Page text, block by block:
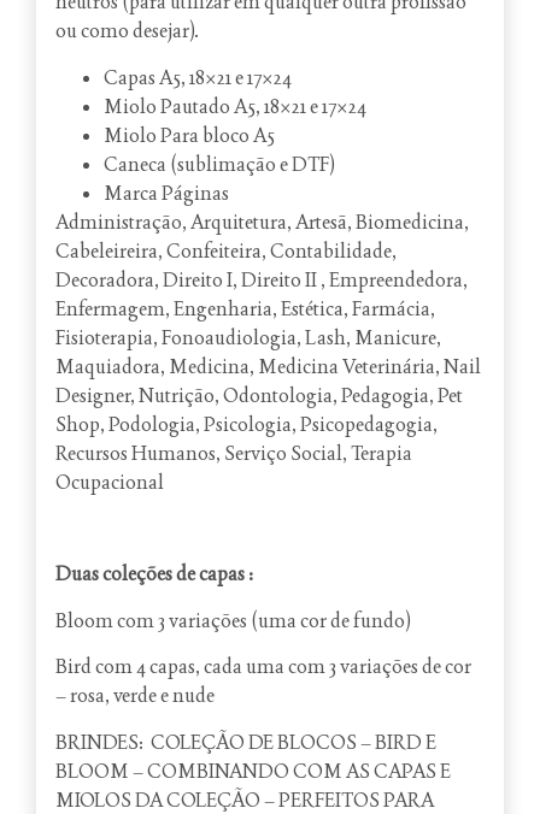
ou como desejar).
Capas A5, 18×21 e 17×24
Miolo Pautado A5, 18×21 e 17×24
Miolo Para bloco A5
Caneca (sublimação e DTF)
Marca Páginas
Administração, Arquitetura, Artesã, Biomedicina,
Cabeleireira, Confeiteira, Contabilidade,
Decoradora, Direito I, Direito II , Empreendedora,
Enfermagem, Engenharia, Estética, Farmácia,
Fisioterapia, Fonoaudiologia, Lash, Manicure,
Maquiadora, Medicina, Medicina Veterinária, Nail
Designer, Nutrição, Odontologia, Pedagogia, Pet
Shop, Podologia, Psicologia, Psicopedagogia,
Recursos Humanos, Serviço Social, Terapia
Ocupacional
Duas coleções de capas :
Bloom com 3 variações (uma cor de fundo)
Bird com 4 capas, cada uma com 3 variações de cor
– rosa, verde e nude
BRINDES: COLEÇÃO DE BLOCOS – BIRD E
BLOOM – COMBINANDO COM AS CAPAS E
MIOLOS DA COLEÇÃO – PERFEITOS PARA